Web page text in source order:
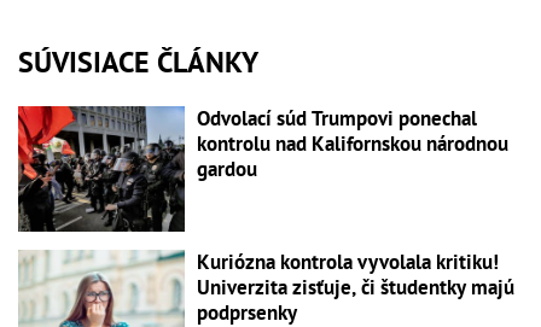
SÚVISIACE ČLÁNKY
Odvolací súd Trumpovi ponechal
kontrolu nad Kalifornskou národnou
gardou
Kuriózna kontrola vyvolala kritiku!
Univerzita zisťuje, či študentky majú
podprsenky